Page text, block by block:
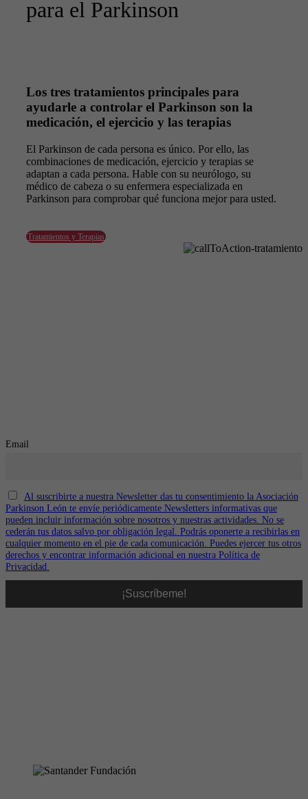
para el Parkinson
Los tres tratamientos principales para
ayudarle a controlar el Parkinson son la
medicación, el ejercicio y las terapias
El Parkinson de cada persona es único. Por ello, las
combinaciones de medicación, ejercicio y terapias se
adaptan a cada persona. Hable con su neurólogo, su
médico de cabeza o su enfermera especializada en
Parkinson para comprobar qué funciona mejor para usted.
Tratamientos y Terapias
Email
Al suscribirte a nuestra Newsletter das tu consentimiento la Asociación
Parkinson León te envíe periódicamente Newsletters informativas que
pueden incluir información sobre nosotros y nuestras actividades. No se
cederán tus datos salvo por obligación legal. Podrás oponerte a recibirlas en
cualquier momento en el pie de cada comunicación. Puedes ejercer tus otros
derechos y encontrar información adicional en nuestra Política de
Privacidad.